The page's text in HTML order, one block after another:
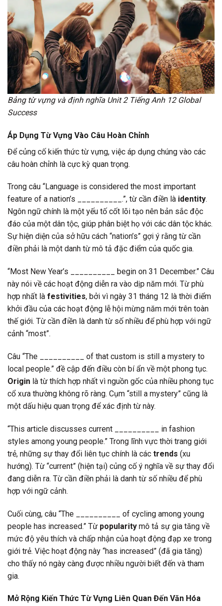
Bảng từ vựng và định nghĩa Unit 2 Tiếng Anh 12 Global
Success
Áp Dụng Từ Vựng Vào Câu Hoàn Chỉnh
Để củng cố kiến thức từ vựng, việc áp dụng chúng vào các
câu hoàn chỉnh là cực kỳ quan trọng.
Trong câu “Language is considered the most important
feature of a nation’s __________.”, từ cần điền là identity.
Ngôn ngữ chính là một yếu tố cốt lõi tạo nên bản sắc độc
đáo của một dân tộc, giúp phân biệt họ với các dân tộc khác.
Sự hiện diện của sở hữu cách “nation’s” gợi ý rằng từ cần
điền phải là một danh từ mô tả đặc điểm của quốc gia.
“Most New Year’s __________ begin on 31 December.” Câu
này nói về các hoạt động diễn ra vào dịp năm mới. Từ phù
hợp nhất là festivities, bởi vì ngày 31 tháng 12 là thời điểm
khởi đầu của các hoạt động lễ hội mừng năm mới trên toàn
thế giới. Từ cần điền là danh từ số nhiều để phù hợp với ngữ
cảnh “most”.
Câu “The __________ of that custom is still a mystery to
local people.” đề cập đến điều còn bí ẩn về một phong tục.
Origin là từ thích hợp nhất vì nguồn gốc của nhiều phong tục
cổ xưa thường không rõ ràng. Cụm “still a mystery” cũng là
một dấu hiệu quan trọng để xác định từ này.
“This article discusses current __________ in fashion
styles among young people.” Trong lĩnh vực thời trang giới
trẻ, những sự thay đổi liên tục chính là các trends (xu
hướng). Từ “current” (hiện tại) củng cố ý nghĩa về sự thay đổi
đang diễn ra. Từ cần điền phải là danh từ số nhiều để phù
hợp với ngữ cảnh.
Cuối cùng, câu “The __________ of cycling among young
people has increased.” Từ popularity mô tả sự gia tăng về
mức độ yêu thích và chấp nhận của hoạt động đạp xe trong
giới trẻ. Việc hoạt động này “has increased” (đã gia tăng)
cho thấy nó ngày càng được nhiều người biết đến và tham
gia.
Mở Rộng Kiến Thức Từ Vựng Liên Quan Đến Văn Hóa